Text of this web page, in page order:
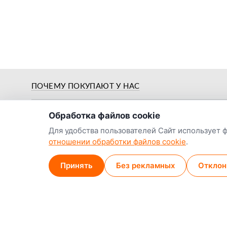
о насПОЧЕМУ ПОКУПАЮТ У НАС
Цены от заводов-
производителей
подготовка и
обкатка
Обработка файлов cookie
Для удобства пользователей Сайт
отношении обработки файлов cookie.
Принять Без рекламных